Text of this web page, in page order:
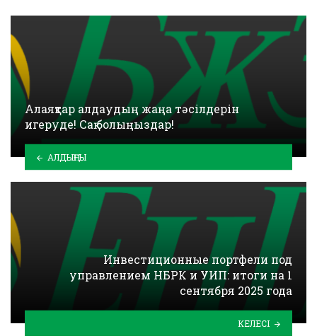
Алаяқтар алдаудың жаңа тәсілдерін
игеруде! Сақ болыңыздар!
АЛДЫҢҒЫ
Инвестиционные портфели под
управлением НБРК и УИП: итоги на 1
сентября 2025 года
КЕЛЕСІ